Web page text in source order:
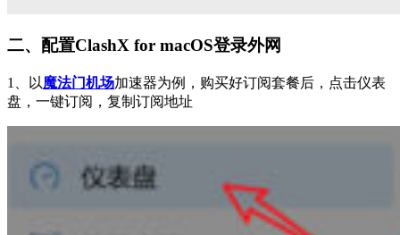
二、配置ClashX for macOS登录外网
1、以魔法门机场加速器为例，购买好订阅套餐后，点击仪表
盘，一键订阅，复制订阅地址